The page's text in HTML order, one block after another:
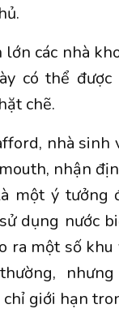
các nhà
có thể được
chẽ.
nhà sinh
nhận
một ý tưởng
dụng nước
ra một số
giới hạn